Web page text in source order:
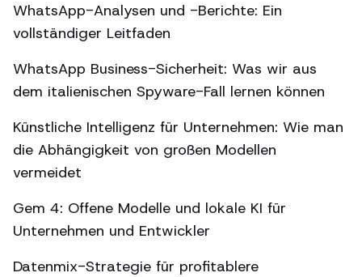
WhatsApp-Analysen und -Berichte: Ein
vollständiger Leitfaden
WhatsApp Business-Sicherheit: Was wir aus
dem italienischen Spyware-Fall lernen können
Künstliche Intelligenz für Unternehmen: Wie man
die Abhängigkeit von großen Modellen
vermeidet
Gem 4: Offene Modelle und lokale KI für
Unternehmen und Entwickler
Datenmix-Strategie für profitablere